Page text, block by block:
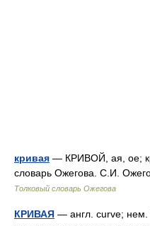
кривая — КРИВОЙ, ая, ое;
словарь Ожегова. С.И.
Толковый словарь Ожегова
КРИВАЯ — англ. curve;